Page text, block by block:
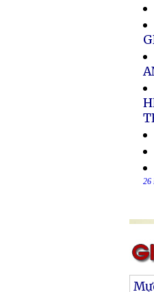
26